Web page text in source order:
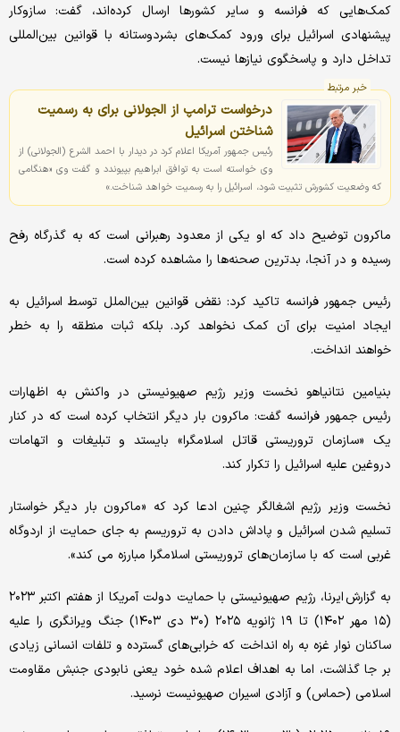
کمک‌هایی که فرانسه و سایر کشورها ارسال کرده‌اند، گفت: سازوکار
پیشنهادی اسرائیل برای ورود کمک‌های بشردوستانه با قوانین بین‌المللی
تداخل دارد و پاسخگوی نیازها نیست.
خبر مرتبط
درخواست ترامپ از الجولانی برای به رسمیت
شناختن اسرائیل
رئیس جمهور آمریکا اعلام کرد در دیدار با احمد الشرع (الجولانی) از
وی خواسته است به توافق ابراهیم بپیوندد و گفت وی «هنگامی
که وضعیت کشورش تثبیت شود، اسرائیل را به رسمیت خواهد شناخت.»
ماکرون توضیح داد که او یکی از معدود رهبرانی است که به گذرگاه رفح
رسیده و در آنجا، بدترین صحنه‌ها را مشاهده کرده است.
رئیس جمهور فرانسه تاکید کرد: نقض قوانین بین‌الملل توسط اسرائیل به
ایجاد امنیت برای آن کمک نخواهد کرد. بلکه ثبات منطقه را به خطر
خواهند انداخت.
بنیامین نتانیاهو نخست وزیر رژیم صهیونیستی در واکنش به اظهارات
رئیس جمهور فرانسه گفت: ماکرون بار دیگر انتخاب کرده است که در کنار
یک «سازمان تروریستی قاتل اسلامگرا» بایستد و تبلیغات و اتهامات
دروغین علیه اسرائیل را تکرار کند.
نخست وزیر رژیم اشغالگر چنین ادعا کرد که «ماکرون بار دیگر خواستار
تسلیم شدن اسرائیل و پاداش دادن به تروریسم به جای حمایت از اردوگاه
غربی است که با سازمان‌های تروریستی اسلامگرا مبارزه می کند».
به گزارش ایرنا، رژیم صهیونیستی با حمایت دولت آمریکا از هفتم اکتبر ۲۰۲۳
(۱۵ مهر ۱۴۰۲) تا ۱۹ ژانویه ۲۰۲۵ (۳۰ دی ۱۴۰۳) جنگ ویرانگری را علیه
ساکنان نوار غزه به راه انداخت که خرابی‌های گسترده‌ و تلفات انسانی زیادی
بر جا گذاشت، اما به اهداف اعلام شده خود یعنی نابودی جنبش مقاومت
اسلامی (حماس) و آزادی اسیران صهیونیست نرسید.